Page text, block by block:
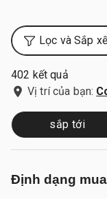
Lọc và Sắp
402 kết quả
Vị trí của bạn:
sắp tới
Định dạng mua